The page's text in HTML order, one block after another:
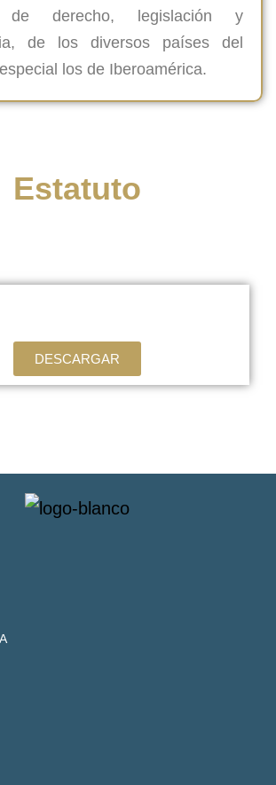
de derecho, legislación y
de los diversos países del
los de Iberoamérica.
Estatuto
DESCARGAR